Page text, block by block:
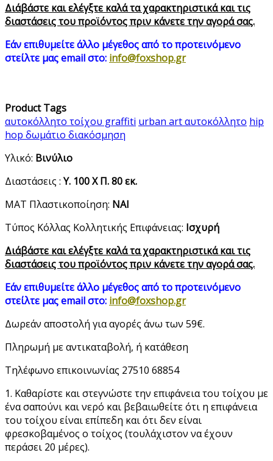
Διάβάστε και ελέγξτε καλά τα χαρακτηριστικά και τις
διαστάσεις του προϊόντος πριν κάνετε την αγορά σας.
Εάν επιθυμείτε άλλο μέγεθος από τo προτεινόμενo
στείλτε μας email στο: info@foxshop.gr
Product Tags
αυτοκόλλητο τοίχου graffiti urban art αυτοκόλλητο hip
hop δωμάτιο διακόσμηση
Υλικό: Βινύλιο
Διαστάσεις : Υ. 100 Χ Π. 80 εκ.
ΜΑΤ Πλαστικοποίηση: ΝΑΙ
Τύπος Κόλλας Κολλητικής Επιφάνειας: Ισχυρή
Διάβάστε και ελέγξτε καλά τα χαρακτηριστικά και τις
διαστάσεις του προϊόντος πριν κάνετε την αγορά σας.
Εάν επιθυμείτε άλλο μέγεθος από τo προτεινόμενo
στείλτε μας email στο: info@foxshop.gr
Δωρεάν αποστολή για αγορές άνω των 59€.
Πληρωμή με αντικαταβολή, ή κατάθεση
Τηλέφωνο επικοινωνίας 27510 68854
1. Καθαρίστε και στεγνώστε την επιφάνεια του τοίχου με
ένα σαπούνι και νερό και βεβαιωθείτε ότι η επιφάνεια
του τοίχου είναι επίπεδη και ότι δεν είναι
φρεσκοβαμένος ο τοίχος (τουλάχιστον να έχουν
περάσει 20 μέρες).